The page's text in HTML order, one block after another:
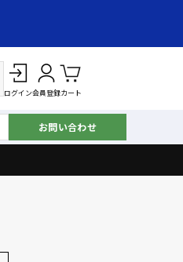
ログイン会員登録カート
お問い合わせ